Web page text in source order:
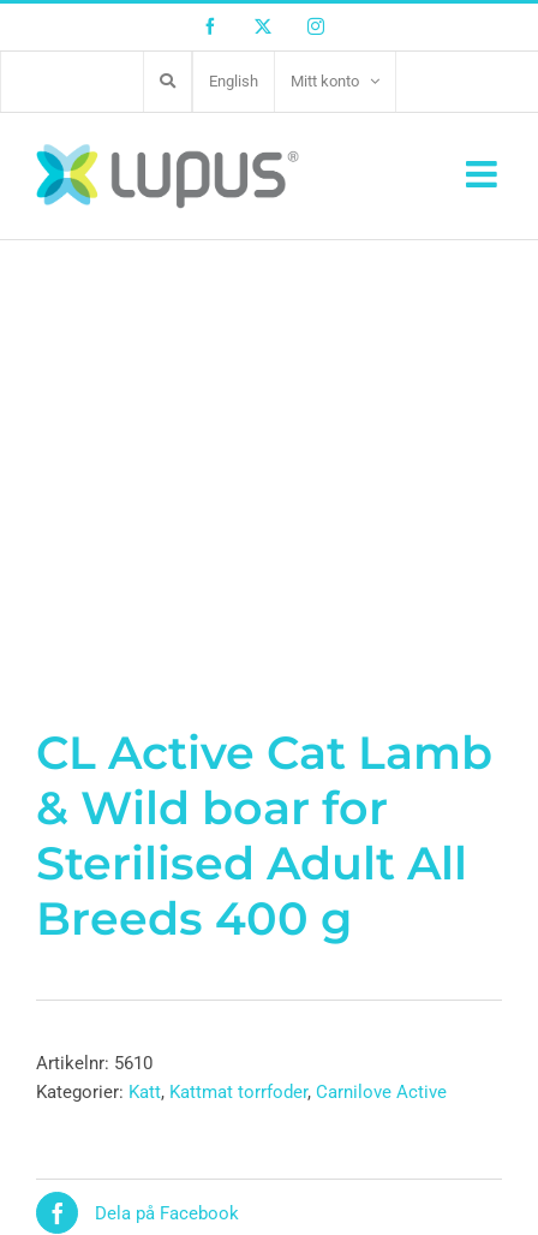
Facebook Twitter Instagram
English Mitt konto
CL Active Cat Lamb
& Wild boar for
Sterilised Adult All
Breeds 400 g
Artikelnr: 5610
Kategorier: Katt, Kattmat torrfoder, Carnilove Active
Dela på Facebook